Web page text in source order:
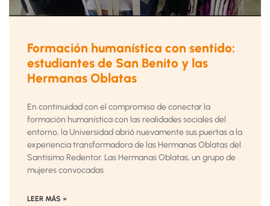
Formación humanística con sentido:
estudiantes de San Benito y las
Hermanas Oblatas
En continuidad con el compromiso de conectar la
formación humanística con las realidades sociales del
entorno, la Universidad abrió nuevamente sus puertas a la
experiencia transformadora de las Hermanas Oblatas del
Santísimo Redentor. Las Hermanas Oblatas, un grupo de
mujeres convocadas
LEER MÁS »